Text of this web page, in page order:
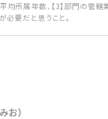
所属年数、【3】部門の管轄
必要だと思うこと。
お）